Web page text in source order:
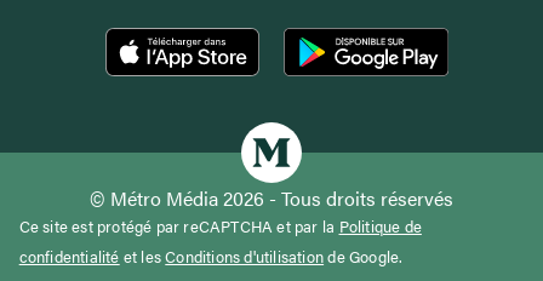
© Métro Média 2026 - Tous droits réservés
Ce site est protégé par reCAPTCHA et par la Politique de
confidentialité et lesConditions d'utilisationde Google.